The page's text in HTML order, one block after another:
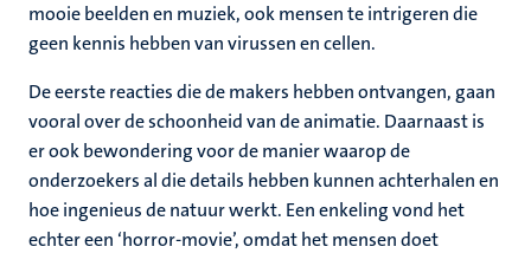
mooie beelden en muziek, ook mensen te intrigeren die
geen kennis hebben van virussen en cellen.
De eerste reacties die de makers hebben ontvangen, gaan
vooral over de schoonheid van de animatie. Daarnaast is
er ook bewondering voor de manier waarop de
onderzoekers al die details hebben kunnen achterhalen en
hoe ingenieus de natuur werkt. Een enkeling vond het
echter een ‘horror-movie’, omdat het mensen doet